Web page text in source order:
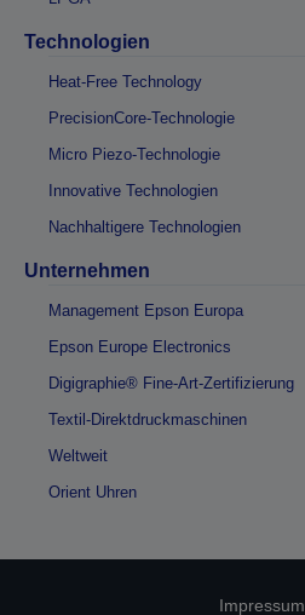
Technologien
Heat-Free Technology
PrecisionCore-Technologie
Micro Piezo-Technologie
Innovative Technologien
Nachhaltigere Technologien
Unternehmen
Management Epson Europa
Epson Europe Electronics
Digigraphie® Fine-Art-Zertifizierung
Textil-Direktdruckmaschinen
Weltweit
Orient Uhren
Impressum